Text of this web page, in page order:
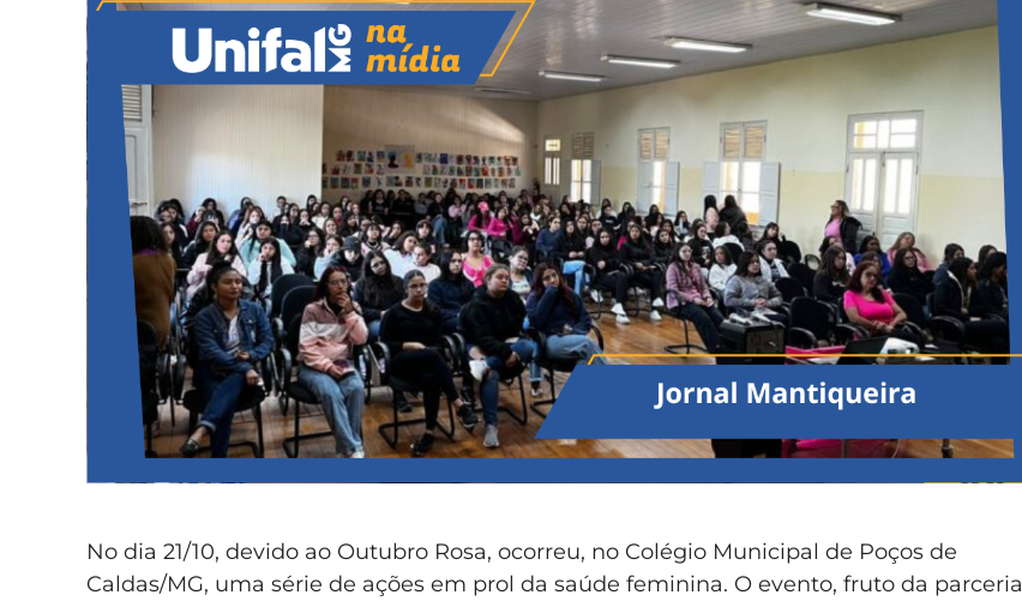
No dia 21/10, devido ao Outubro Rosa, ocorreu, no Colégio Municipal de Poços de
Caldas/MG, uma série de ações em prol da saúde feminina. O evento, fruto da parceria